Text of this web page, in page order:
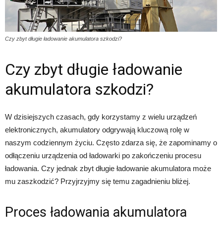
Czy zbyt długie ładowanie akumulatora szkodzi?
Czy zbyt długie ładowanie
akumulatora szkodzi?
W dzisiejszych czasach, gdy korzystamy z wielu urządzeń
elektronicznych, akumulatory odgrywają kluczową rolę w
naszym codziennym życiu. Często zdarza się, że zapominamy o
odłączeniu urządzenia od ładowarki po zakończeniu procesu
ładowania. Czy jednak zbyt długie ładowanie akumulatora może
mu zaszkodzić? Przyjrzyjmy się temu zagadnieniu bliżej.
Proces ładowania akumulatora